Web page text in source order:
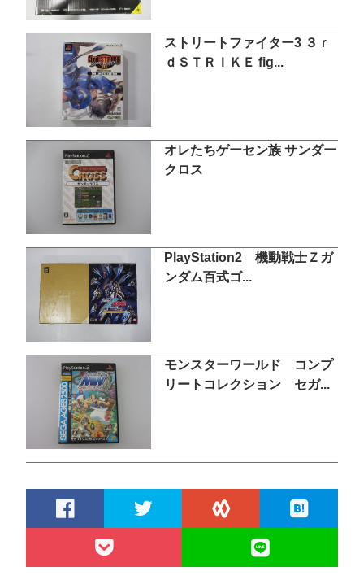
ストリートファイター3 ３ｒ
ｄＳＴＲＩＫＥ fig...
オレたちゲーセン族 サンダー
クロス
PlayStation2 機動戦士Ｚガ
ンダム百式ゴ...
モンスターワールド コンプ
リートコレクション セガ...